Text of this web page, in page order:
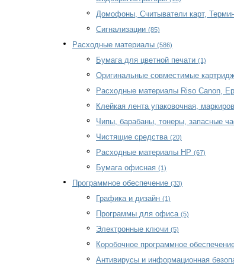
Домофоны, Считыватели карт,
Сигнализации (85)
Расходные материалы (586)
Бумага для цветной печати (1)
Оригинальные совместимые
Расходные материалы Riso Canon,
Клейкая лента упаковочная,
Чипы, барабаны, тонеры, запасные
Чистящие средства (20)
Расходные материалы HP (67)
Бумага офисная (1)
Программное обеспечение (33)
Графика и дизайн (1)
Программы для офиса (5)
Электронные ключи (5)
Коробочное программное
Антивирусы и информационная